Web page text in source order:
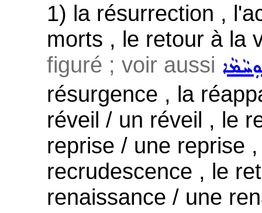
1) la résurrection ,
morts , le retour à la
figuré ; voir aussi
résurgence , la
réveil / un réveil , le
reprise / une reprise
recrudescence , le
renaissance / une